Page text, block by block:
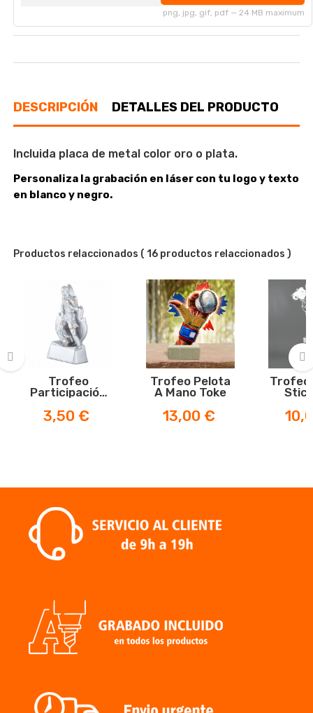
png, jpg, gif, pdf — 24 MB maximum
DESCRIPCIÓN DETALLES DEL PRODUCTO
Incluida placa de metal color oro o plata.
Personaliza la grabación en láser con tu logo y texto
en blanco y negro.
Productos relaccionados ( 16 productos relaccionados )
Trofeo
Participación
Precio
3,50 €
Trofeo Pelota
A Mano Toke
Precio
13,00 €
Trofeo
›